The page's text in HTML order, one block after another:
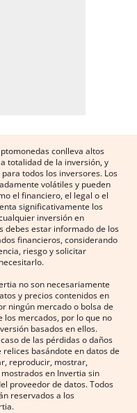
conlleva altos
totalidad de la inversión, y
todos los inversores. Los
volátiles y pueden
el financiero, el legal o el
significativamente los
inversión en
debes estar informado de los
financieros, considerando
riesgo y solicitar
no son necesariamente
y precios contenidos en
ningún mercado o bolsa de
mercados, por lo que no
basados en ellos.
de las pérdidas o daños
basándote en datos de
reproducir, mostrar,
en Invertia sin
proveedor de datos. Todos
reservados a los